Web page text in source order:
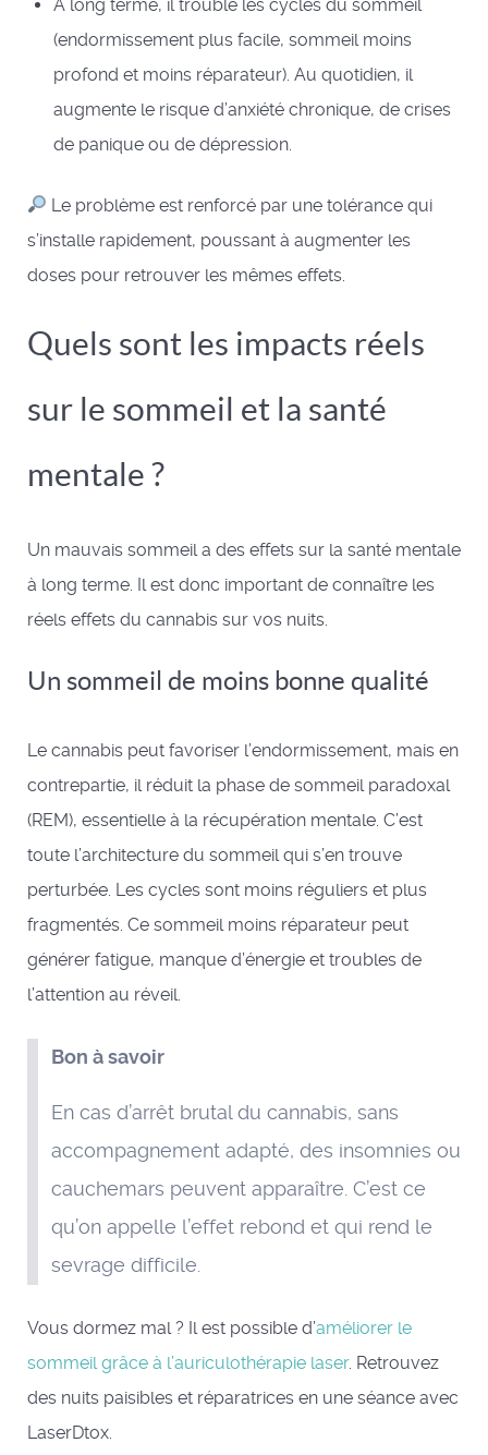
À long terme, il trouble les cycles du sommeil
(endormissement plus facile, sommeil moins
profond et moins réparateur). Au quotidien, il
augmente le risque d’anxiété chronique, de crises
de panique ou de dépression.
Le problème est renforcé par une tolérance qui
s’installe rapidement, poussant à augmenter les
doses pour retrouver les mêmes effets.
Quels sont les impacts réels
sur le sommeil et la santé
mentale ?
Un mauvais sommeil a des effets sur la santé mentale
à long terme. Il est donc important de connaître les
réels effets du cannabis sur vos nuits.
Un sommeil de moins bonne qualité
Le cannabis peut favoriser l’endormissement, mais en
contrepartie, il réduit la phase de sommeil paradoxal
(REM), essentielle à la récupération mentale. C’est
toute l’architecture du sommeil qui s’en trouve
perturbée. Les cycles sont moins réguliers et plus
fragmentés. Ce sommeil moins réparateur peut
générer fatigue, manque d’énergie et troubles de
l’attention au réveil.
Bon à savoir
En cas d’arrêt brutal du cannabis, sans
accompagnement adapté, des insomnies ou
cauchemars peuvent apparaître. C’est ce
qu’on appelle l’effet rebond et qui rend le
sevrage difficile.
Vous dormez mal ? Il est possible d’améliorer le
sommeil grâce à l’auriculothérapie laser. Retrouvez
des nuits paisibles et réparatrices en une séance avec
LaserDtox.